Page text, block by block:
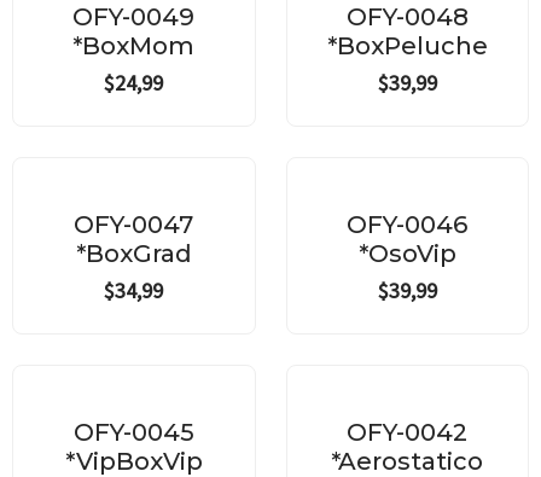
OFY-0049
*BoxMom
$24,99
OFY-0048
*BoxPeluche
$39,99
OFY-0047
*BoxGrad
$34,99
OFY-0046
*OsoVip
$39,99
OFY-0045
*VipBoxVip
OFY-0042
*Aerostatico